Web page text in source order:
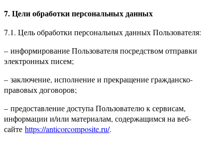
7. Цели обработки персональных данных
7.1. Цель обработки персональных данных Пользователя:
– информирование Пользователя посредством отправки
электронных писем;
– заключение, исполнение и прекращение гражданско-
правовых договоров;
– предоставление доступа Пользователю к сервисам,
информации и/или материалам, содержащимся на веб-
сайте https://anticorcomposite.ru/.